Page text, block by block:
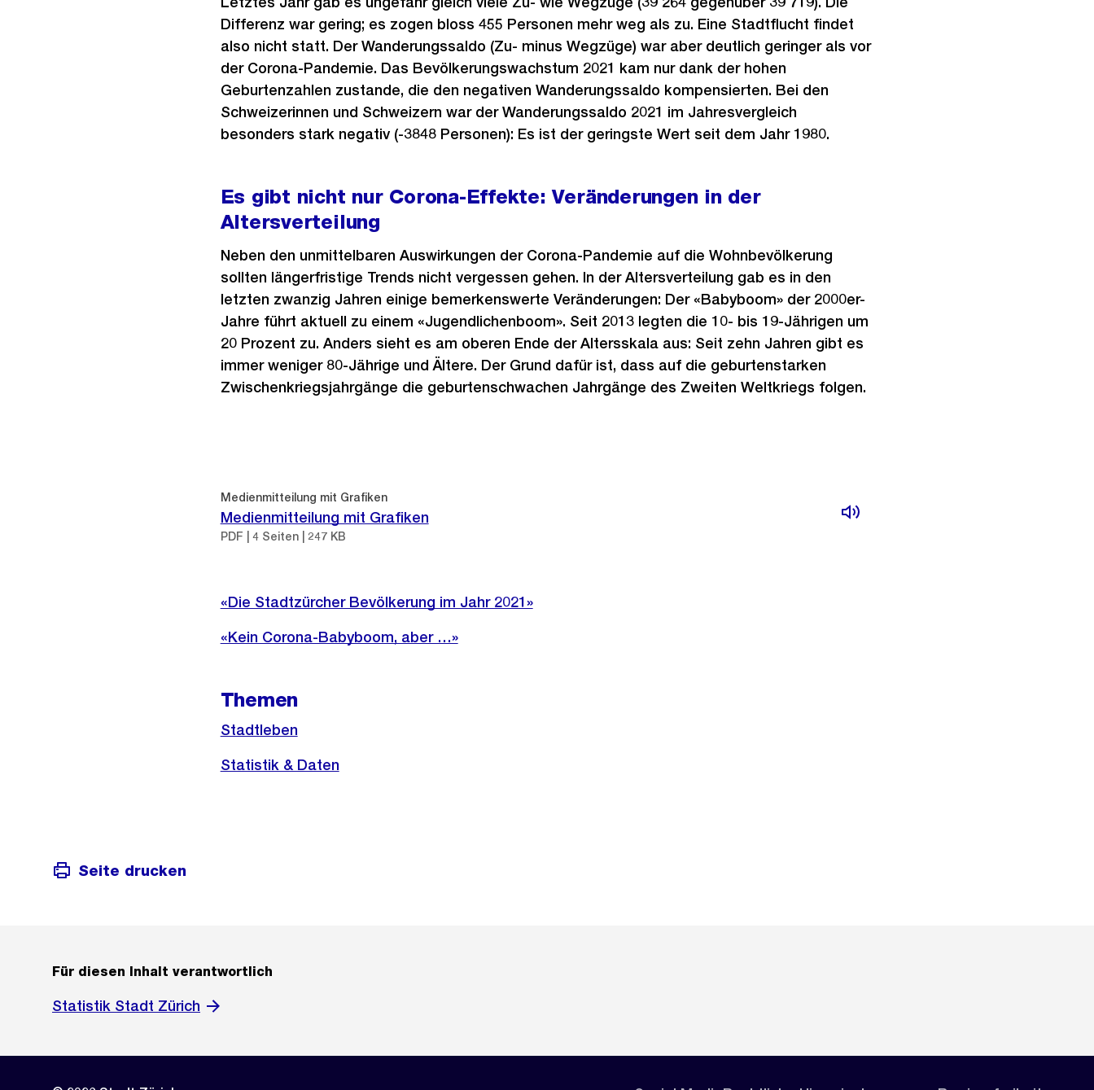
Differenz war gering; es zogen bloss 455 Personen mehr weg als zu. Eine Stadtflucht findet
also nicht statt. Der Wanderungssaldo (Zu- minus Wegzüge) war aber deutlich geringer als vor
der Corona-Pandemie. Das Bevölkerungswachstum 2021 kam nur dank der hohen
Geburtenzahlen zustande, die den negativen Wanderungssaldo kompensierten. Bei den
Schweizerinnen und Schweizern war der Wanderungssaldo 2021 im Jahresvergleich
besonders stark negativ (-3848 Personen): Es ist der geringste Wert seit dem Jahr 1980.
Es gibt nicht nur Corona-Effekte: Veränderungen in der
Altersverteilung
Neben den unmittelbaren Auswirkungen der Corona-Pandemie auf die Wohnbevölkerung
sollten längerfristige Trends nicht vergessen gehen. In der Altersverteilung gab es in den
letzten zwanzig Jahren einige bemerkenswerte Veränderungen: Der «Babyboom» der 2000er-
Jahre führt aktuell zu einem «Jugendlichenboom». Seit 2013 legten die 10- bis 19-Jährigen um
20 Prozent zu. Anders sieht es am oberen Ende der Altersskala aus: Seit zehn Jahren gibt es
immer weniger 80-Jährige und Ältere. Der Grund dafür ist, dass auf die geburtenstarken
Zwischenkriegsjahrgänge die geburtenschwachen Jahrgänge des Zweiten Weltkriegs folgen.
Medienmitteilung mit Grafiken
Medienmitteilung mit Grafiken
PDF | 4 Seiten | 247 KB
«Die Stadtzürcher Bevölkerung im Jahr 2021»
«Kein Corona-Babyboom, aber …»
Themen
Stadtleben
Statistik & Daten
Seite drucken
Für diesen Inhalt verantwortlich
Statistik Stadt Zürich